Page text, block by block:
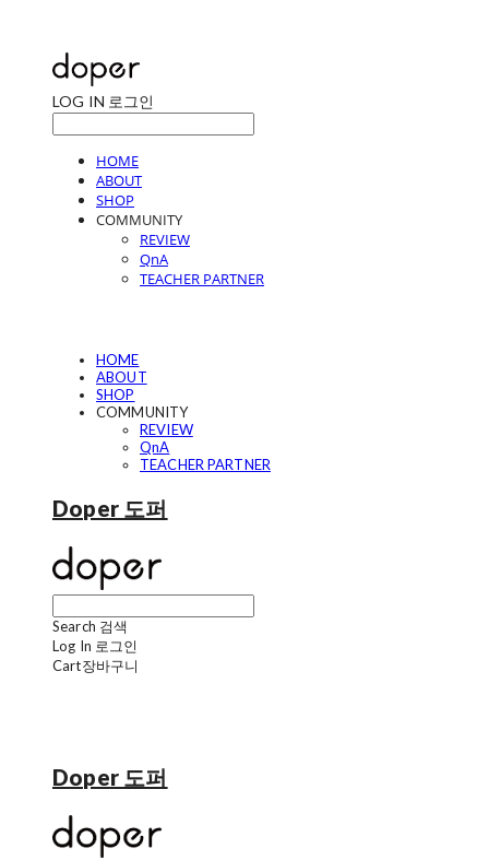
LOG IN 로그인
HOME
ABOUT
SHOP
COMMUNITY
REVIEW
QnA
TEACHER PARTNER
HOME
ABOUT
SHOP
COMMUNITY
REVIEW
QnA
TEACHER PARTNER
Doper 도퍼
Search 검색
Log In 로그인
Cart장바구니
Doper 도퍼